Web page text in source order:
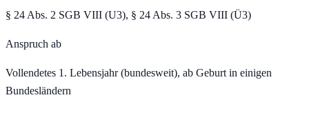
§ 24 Abs. 2 SGB VIII (U3), § 24 Abs. 3 SGB VIII (Ü3)
Anspruch ab
Vollendetes 1. Lebensjahr (bundesweit), ab Geburt in einigen
Bundesländern